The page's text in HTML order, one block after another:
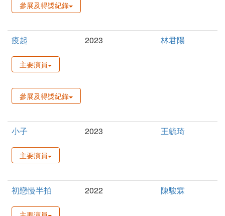
參展及得獎紀錄
疫起 2023 林君陽
主要演員
參展及得獎紀錄
小子 2023 王毓琦
主要演員
初戀慢半拍 2022 陳駿霖